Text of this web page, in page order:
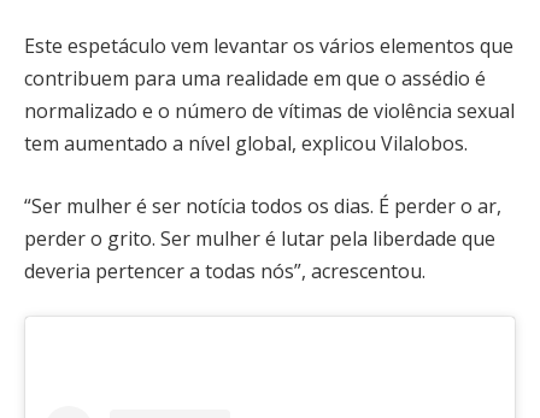
Este espetáculo vem levantar os vários elementos que
contribuem para uma realidade em que o assédio é
normalizado e o número de vítimas de violência sexual
tem aumentado a nível global, explicou Vilalobos.
“Ser mulher é ser notícia todos os dias. É perder o ar,
perder o grito. Ser mulher é lutar pela liberdade que
deveria pertencer a todas nós”, acrescentou.